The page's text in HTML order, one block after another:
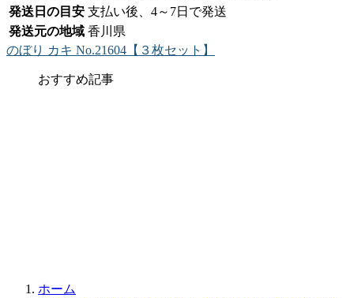
発送日の目安 支払い後、4～7日で発送
発送元の地域 香川県
のぼり カキ No.21604【３枚セット】
おすすめ記事
ホーム